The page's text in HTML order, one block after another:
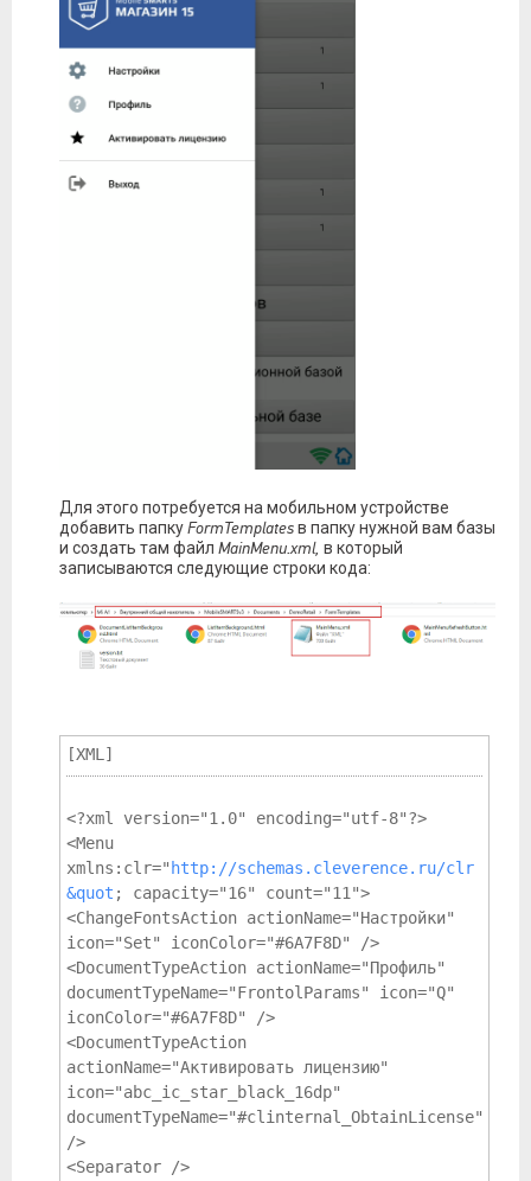
Для этого потребуется на мобильном устройстве
добавить папкуFormTemplatesв папку нужной вам базы
и создать там файл MainMenu.xml, в который
записываются следующие строки кода:
[XML]
<?xml version="1.0" encoding="utf-8"?>
<Menu
xmlns:clr=" http://schemas.cleverence.ru/clr
&quot ; capacity="16" count="11">
<ChangeFontsAction actionName="Настройки"
icon="Set" iconColor="#6A7F8D" />
<DocumentTypeAction actionName="Профиль"
documentTypeName="FrontolParams" icon="Q"
iconColor="#6A7F8D" />
<DocumentTypeAction
actionName="Активировать лицензию"
icon="abc_ic_star_black_16dp"
documentTypeName="#clinternal_ObtainLicense"
/>
<Separator />